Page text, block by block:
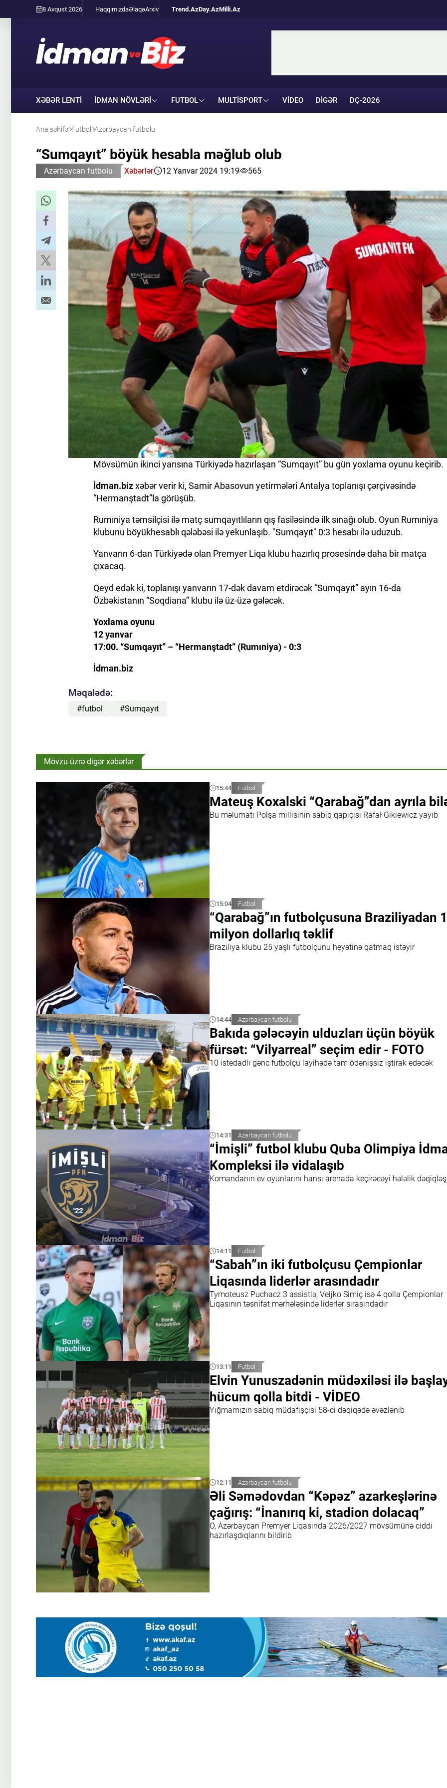
8 Avqust 2026 HaqqımızdaƏlaqəArxiv Trend.AzDay.AzMilli.Az
XƏBƏR LENTİ İDMAN NÖVLƏRI FUTBOL MULTISPORT VIDEO DIGƏR DÇ-2026
Ana səhifə Futbol Azərbaycan futbolu
“Sumqayıt” böyük hesabla məğlub olub
Azərbaycan futbolu Xəbərlər 12 Yanvar 2024 19:19 565
Mövsümün ikinci yarısına Türkiyədə hazırlaşan “Sumqayıt” bu gün yoxlama oyunu keçirib.
İdman.bizxəbər verir ki, Samir Abasovun yetirmələri Antalya toplanışı çərçivəsində
“Hermanştadt”la görüşüb.
Rumıniya təmsilçisi ilə matç sumqayıtlıların qış fasiləsində ilk sınağı olub. Oyun Rumıniya
klubunu böyükhesablı qələbəsi ilə yekunlaşıb. "Sumqayıt" 0:3 hesabı ilə uduzub.
Yanvarın 6-dan Türkiyədə olan Premyer Liqa klubu hazırlıq prosesində daha bir matça
çıxacaq.
Qeyd edək ki, toplanışı yanvarın 17-dək davam etdirəcək “Sumqayıt” ayın 16-da
Özbəkistanın “Soqdiana” klubu ilə üz-üzə gələcək.
Yoxlama oyunu
12 yanvar
17:00. “Sumqayıt” – “Hermanştadt” (Rumıniya) - 0:3
İdman.biz
Məqalədə:
#futbol #Sumqayıt
Mövzu üzrə digər xəbərlər
15:44 Futbol
Mateuş Koxalski “Qarabağ”dan ayrıla
Bu məlumatı Polşa millisinin sabiq qapıçısı Rafał Gikiewicz yayıb
15:04 Futbol
“Qarabağ”ın futbolçusuna Braziliyadan
milyon dollarlıq təklif
Braziliya klubu 25 yaşlı futbolçunu heyətinə qatmaq istəyir
14:44 Azərbaycan futbolu
Bakıda gələcəyin ulduzları üçün böyük
fürsət: “Vilyarreal” seçim edir - FOTO
10 istedadlı gənc futbolçu layihədə tam ödənişsiz iştirak edəcək
14:31 Azərbaycan futbolu
“İmişli” futbol klubu Quba Olimpiya
Kompleksi ilə vidalaşıb
Komandanın ev oyunlarını hansı arenada keçirəcəyi hələlik
14:11 Futbol
“Sabah”ın iki futbolçusu Çempionlar
Liqasında liderlər arasındadır
Tymoteusz Puchacz 3 assistlə, Veljko Simiç isə 4 qolla Çempionlar
Liqasının təsnifat mərhələsində liderlər sırasındadır
13:11 Futbol
Elvin Yunuszadənin müdəxiləsi ilə
hücum qolla bitdi - VİDEO
Yığmamızın sabiq müdafişçisi 58-ci dəqiqədə əvəzlənib
12:11 Azərbaycan futbolu
Əli Səmədovdan “Kəpəz” azarkeşlərinə
çağırış: “İnanırıq ki, stadion dolacaq”
O, Azərbaycan Premyer Liqasında 2026/2027 mövsümünə ciddi
hazırlaşdıqlarını bildirib